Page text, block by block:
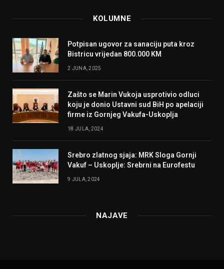
KOLUMNE
Potpisan ugovor za sanaciju puta kroz
Bistricu vrijedan 800.000 KM
2 JUNA, 2025
Zašto se Marin Vukoja usprotivio odluci
koju je donio Ustavni sud BiH po apelaciji
firme iz Gornjeg Vakufa-Uskoplja
18 JULA, 2024
Srebro zlatnog sjaja: MRK Sloga Gornji
Vakuf – Uskoplje: Srebrni na Eurofestu
9 JULA, 2024
NAJAVE